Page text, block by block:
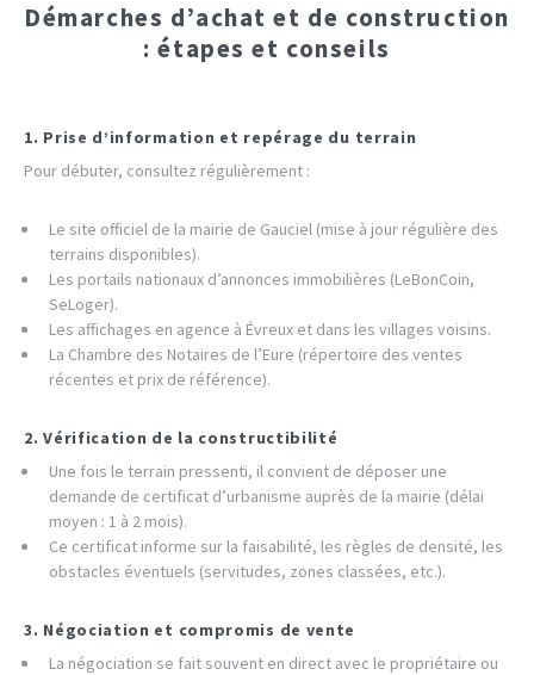
Démarches d’achat et de construction
: étapes et conseils
1. Prise d’information et repérage du terrain
Pour débuter, consultez régulièrement :
Le site officiel de la mairie de Gauciel (mise à jour régulière des
terrains disponibles).
Les portails nationaux d’annonces immobilières (LeBonCoin,
SeLoger).
Les affichages en agence à Évreux et dans les villages voisins.
La Chambre des Notaires de l’Eure (répertoire des ventes
récentes et prix de référence).
2. Vérification de la constructibilité
Une fois le terrain pressenti, il convient de déposer une
demande de certificat d’urbanisme auprès de la mairie (délai
moyen : 1 à 2 mois).
Ce certificat informe sur la faisabilité, les règles de densité, les
obstacles éventuels (servitudes, zones classées, etc.).
3. Négociation et compromis de vente
La négociation se fait souvent en direct avec le propriétaire ou